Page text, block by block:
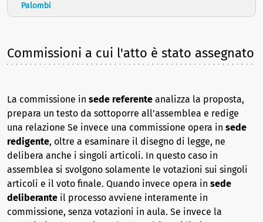
Palombi
Commissioni a cui l'atto è stato assegnato
La commissione in sede referente analizza la proposta,
prepara un testo da sottoporre all’assemblea e redige
una relazione Se invece una commissione opera in sede
redigente, oltre a esaminare il disegno di legge, ne
delibera anche i singoli articoli. In questo caso in
assemblea si svolgono solamente le votazioni sui singoli
articoli e il voto finale. Quando invece opera in sede
deliberante il processo avviene interamente in
commissione, senza votazioni in aula. Se invece la